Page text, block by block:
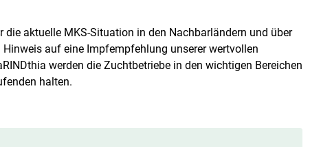
aktuelle MKS-Situation in den Nachbarländern und über
auf eine Impfempfehlung unserer wertvollen
werden die Zuchtbetriebe in den wichtigen Bereichen
halten.